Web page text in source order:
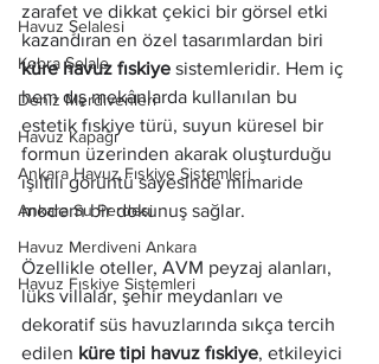
Havuz Şelalesi
Kobra Şelale
Deniz Merdivenleri
Havuz Kapağı
Ankara Havuz Fıskiye Sistemleri
Ankara Su Perdesi
Havuz Merdiveni Ankara
Havuz Fıskiye Sistemleri
zarafet ve dikkat çekici bir görsel etki
kazandıran en özel tasarımlardan biri
küre havuz fıskiye sistemleridir. Hem iç
hem dış mekânlarda kullanılan bu
estetik fıskiye türü, suyun küresel bir
formun üzerinden akarak oluşturduğu
ışıltılı görüntü sayesinde mimaride
modern bir dokunuş sağlar.
Özellikle oteller, AVM peyzaj alanları,
lüks villalar, şehir meydanları ve
dekoratif süs havuzlarında sıkça tercih
edilen küre tipi havuz fıskiye, etkileyici